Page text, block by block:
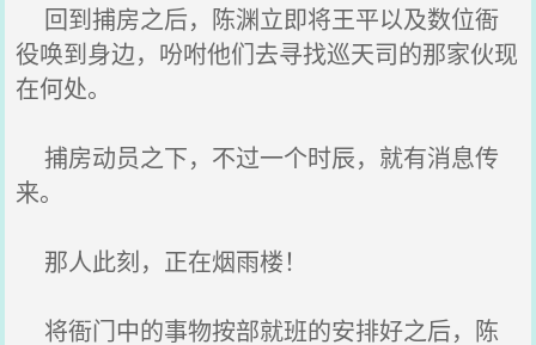
回到捕房之后，陈渊立即将王平以及数位衙
役唤到身边，吩咐他们去寻找巡天司的那家伙现
在何处。
捕房动员之下，不过一个时辰，就有消息传
来。
那人此刻，正在烟雨楼！
将衙门中的事物按部就班的安排好之后，陈